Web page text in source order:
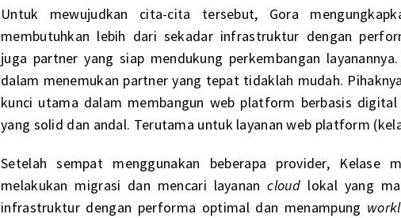
Untuk mewujudkan cita-cita tersebut, Gora
membutuhkan lebih dari sekadar infrastruktur dengan
juga partner yang siap mendukung perkembangan
dalam menemukan partner yang tepat tidaklah mudah.
kunci utama dalam membangun web platform berbasis
yang solid dan andal. Terutama untuk layanan web platform
Setelah sempat menggunakan beberapa provider, Kelase
melakukan migrasi dan mencari layanancloud lokal yang
infrastruktur dengan performa optimal dan menampung